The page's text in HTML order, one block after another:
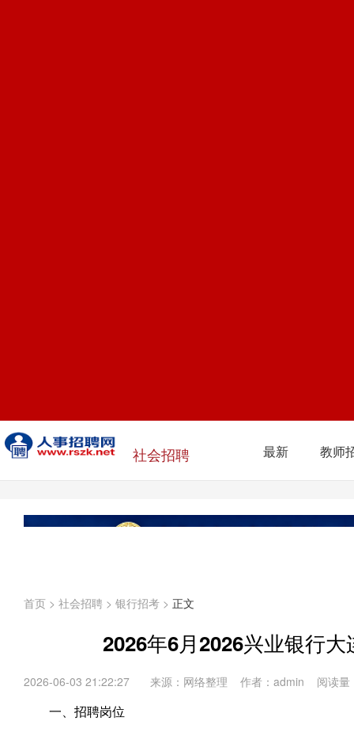
社会招聘 最新 教师
首页 > 社会招聘 > 银行招考 > 正文
2026年6月2026兴业银行
2026-06-03 21:22:27 来源：网络整理 作者：admin 阅读量
一、招聘岗位